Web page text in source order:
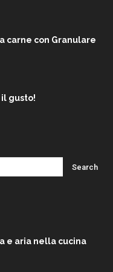
carne con Granulare
il gusto!
e aria nella cucina